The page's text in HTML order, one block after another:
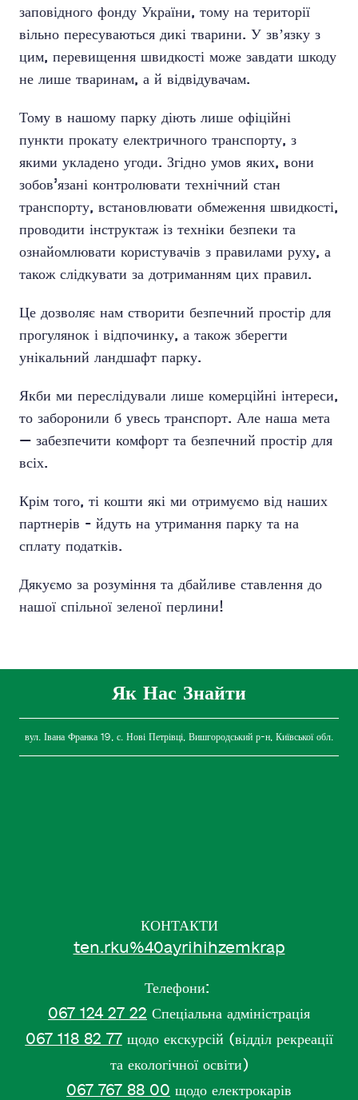
заповідного фонду України, тому на території
вільно пересуваються дикі тварини. У звʼязку з
цим, перевищення швидкості може завдати шкоду
не лише тваринам, а й відвідувачам.
Тому в нашому парку діють лише офіційні
пункти прокату електричного транспорту, з
якими укладено угоди. Згідно умов яких, вони
зобов’язані контролювати технічний стан
транспорту, встановлювати обмеження швидкості,
проводити інструктаж із техніки безпеки та
ознайомлювати користувачів з правилами руху, а
також слідкувати за дотриманням цих правил.
Це дозволяє нам створити безпечний простір для
прогулянок і відпочинку, а також зберегти
унікальний ландшафт парку.
Якби ми переслідували лише комерційні інтереси,
то заборонили б увесь транспорт. Але наша мета
— забезпечити комфорт та безпечний простір для
всіх.
Крім того, ті кошти які ми отримуємо від наших
партнерів - йдуть на утримання парку та на
сплату податків.
Дякуємо за розуміння та дбайливе ставлення до
нашої спільної зеленої перлини!
Як Нас Знайти
вул. Івана Франка 19, с. Нові Петрівці, Вишгородський р-н, Київської обл.
КОНТАКТИ
ten.rku%40ayrihihzemkrap
Телефони:
067 124 27 22 Спеціальна адміністрація
067 118 82 77щодо екскурсій (відділ рекреації
та екологічної освіти)
067 767 88 00 щодо електрокарів